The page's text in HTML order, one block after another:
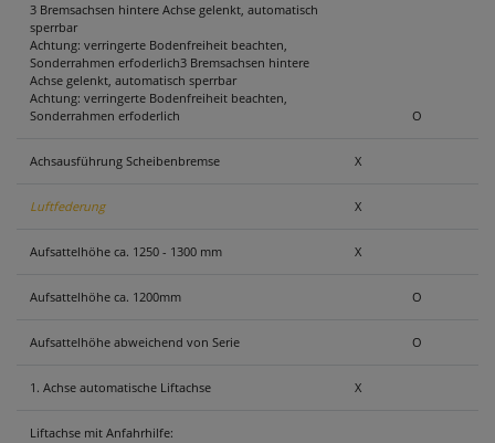
3 Bremsachsen hintere Achse gelenkt, automatisch
sperrbar
Achtung: verringerte Bodenfreiheit beachten,
Sonderrahmen erfoderlich3 Bremsachsen hintere
Achse gelenkt, automatisch sperrbar
Achtung: verringerte Bodenfreiheit beachten,
Sonderrahmen erfoderlich
O
Achsausführung Scheibenbremse X
Luftfederung X
Aufsattelhöhe ca. 1250 - 1300 mm X
Aufsattelhöhe ca. 1200mm O
Aufsattelhöhe abweichend von Serie O
1. Achse automatische Liftachse X
Liftachse mit Anfahrhilfe: